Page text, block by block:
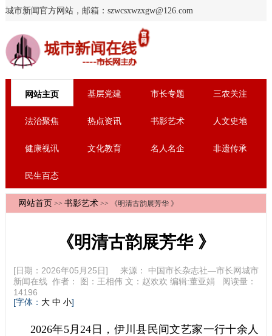
城市新闻官方网站，邮箱：szwcsxwzxgw@126.com
网站主页 基层党建 市长专题 三农关注
法治聚焦 热点资讯 书影艺术 人文史地
健康视讯 文化教育 名人名企 非遗传承
民生百态
网站首页 >> 书影艺术>> 《明清古韵展芳华 》
《明清古韵展芳华 》
[日期：2026年05月25日] 来源： 中国市长杂志社—市长网城市
新闻在线作者： 图：王相伟 文：赵欢欢 编辑:董亚娟 阅读量：
14196
[字体： 大 中 小]
2026年5月24日，伊川县民间文艺家一行十余人